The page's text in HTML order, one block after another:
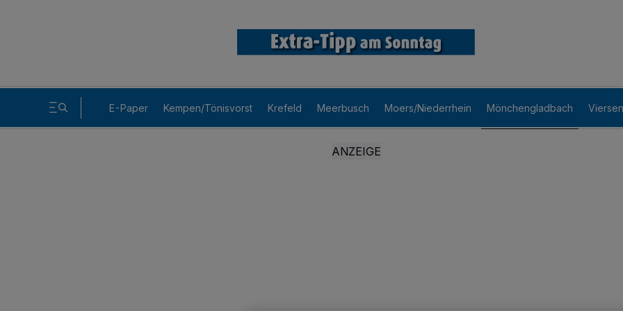
E-Paper Kempen/Tönisvorst Krefeld Meerbusch Moers/Niederrhein Mönchengladbach Viersen